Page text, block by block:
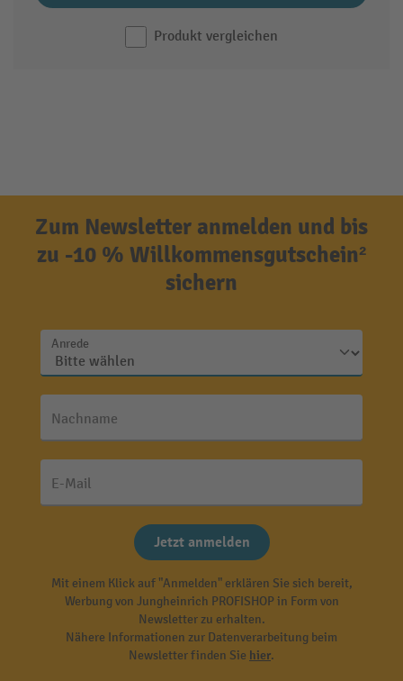
Produkt vergleichen
Zum Newsletter anmelden und bis
zu -10 % Willkommensgutschein²
sichern
Anrede
Nachname
E-Mail
Jetzt anmelden
Mit einem Klick auf "Anmelden" erklären Sie sich bereit,
Werbung von Jungheinrich PROFISHOP in Form von
Newsletter zu erhalten.
Nähere Informationen zur Datenverarbeitung beim
Newsletter finden Sie hier.